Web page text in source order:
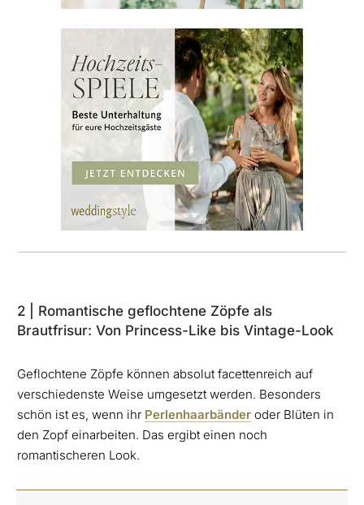
2 | Romantische geflochtene Zöpfe als
Brautfrisur: Von Princess-Like bis Vintage-Look
Geflochtene Zöpfe können absolut facettenreich auf
verschiedenste Weise umgesetzt werden. Besonders
schön ist es, wenn ihr Perlenhaarbänder oder Blüten in
den Zopf einarbeiten. Das ergibt einen noch
romantischeren Look.